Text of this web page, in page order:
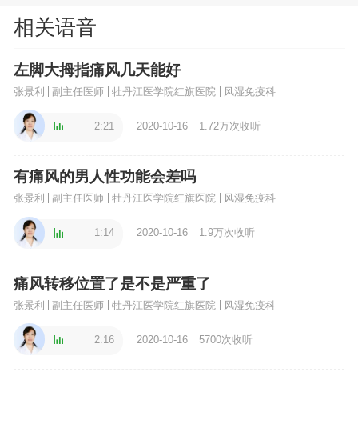
相关语音
左脚大拇指痛风几天能好
张景利 副主任医师 牡丹江医学院红旗医院 风湿免疫科
2:21 2020-10-16 1.72万次收听
有痛风的男人性功能会差吗
张景利 副主任医师 牡丹江医学院红旗医院 风湿免疫科
1:14 2020-10-16 1.9万次收听
痛风转移位置了是不是严重了
张景利 副主任医师 牡丹江医学院红旗医院 风湿免疫科
2:16 2020-10-16 5700次收听